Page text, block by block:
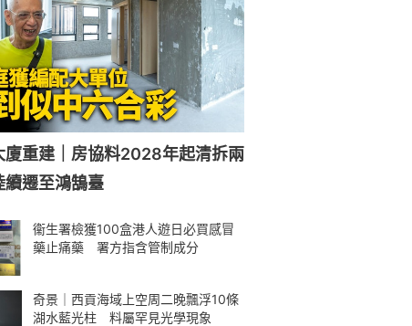
廈重建｜房協料2028年起清拆兩
遷至鴻鵠臺
衞生署檢獲100盒港人遊日必買感冒
藥止痛藥 署方指含管制成分
奇景｜西貢海域上空周二晚飄浮10條
湖水藍光柱 料屬罕見光學現象